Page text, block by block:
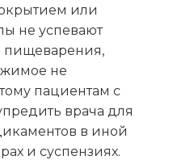
или
не успевают
пищеварения,
не
пациентам с
врача для
в иной
и суспензиях.